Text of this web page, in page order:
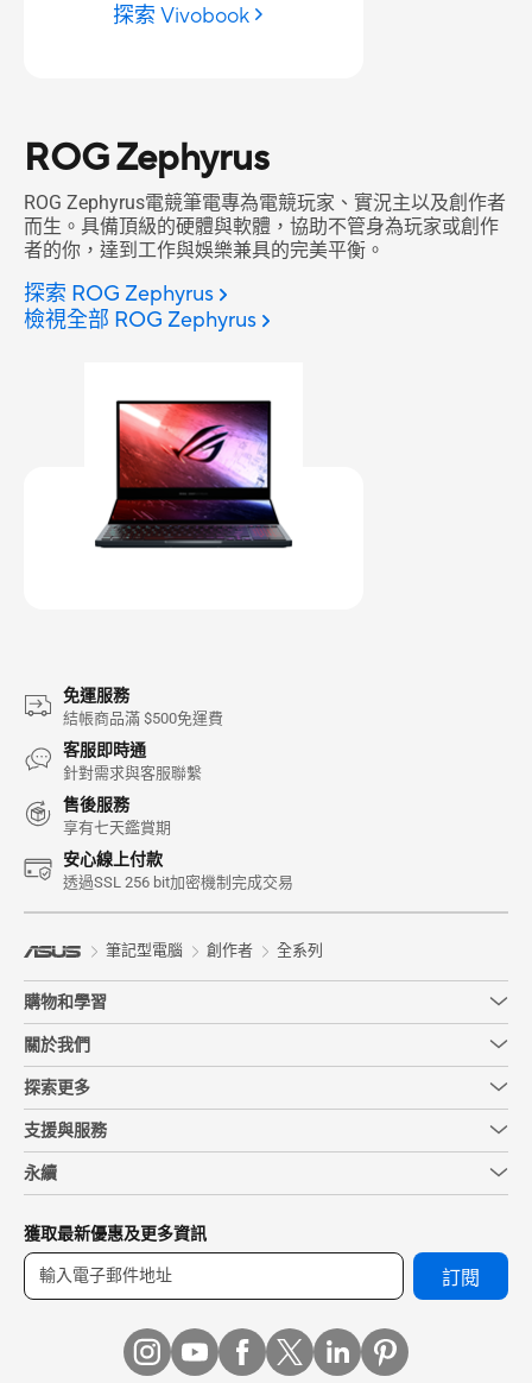
探索 Vivobook
ROG Zephyrus
ROG Zephyrus電競筆電專為電競玩家、實況主以及創作者
而生。具備頂級的硬體與軟體，協助不管身為玩家或創作
者的你，達到工作與娛樂兼具的完美平衡。
探索 ROG Zephyrus
檢視全部 ROG Zephyrus
免運服務
結帳商品滿 $500免運費
客服即時通
針對需求與客服聯繫
售後服務
享有七天鑑賞期
安心線上付款
透過SSL 256 bit加密機制完成交易
筆記型電腦 創作者 全系列
購物和學習
關於我們
探索更多
支援與服務
永續
獲取最新優惠及更多資訊
訂閱